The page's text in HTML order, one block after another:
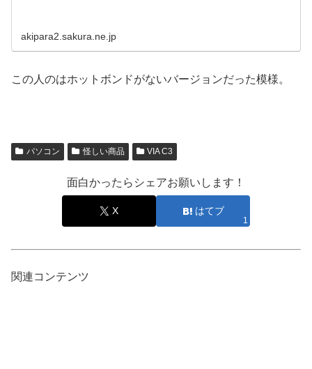
akipara2.sakura.ne.jp
この人のはホットボンドがないバージョンだった模様。
パソコン 怪しい商品 VIA C3
面白かったらシェアお願いします！
X はてブ
1
関連コンテンツ